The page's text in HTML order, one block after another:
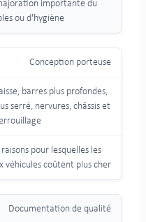
importante du
ou d'hygiène
Conception porteuse
barres plus profondes,
serré, nervures, châssis et
pour lesquelles les
véhicules coûtent plus cher
Documentation de qualité